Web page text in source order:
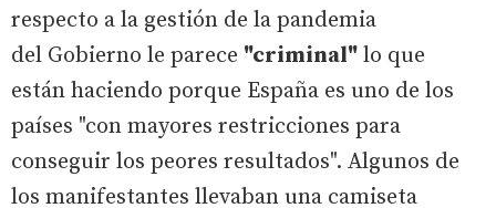
respecto a la gestión de la pandemia
del Gobierno le parece "criminal" lo que
están haciendo porque España es uno de los
países "con mayores restricciones para
conseguir los peores resultados". Algunos de
los manifestantes llevaban una camiseta